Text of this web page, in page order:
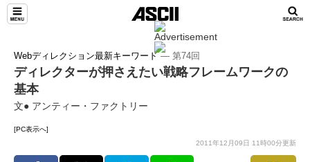
Webディレクション最新キーワード― 第74回
ディレクターが押さえたい戦略フレームワークの
基本
文● アンティー・ファクトリー
[PC表示へ]
2011年12月09日 11時00分更新